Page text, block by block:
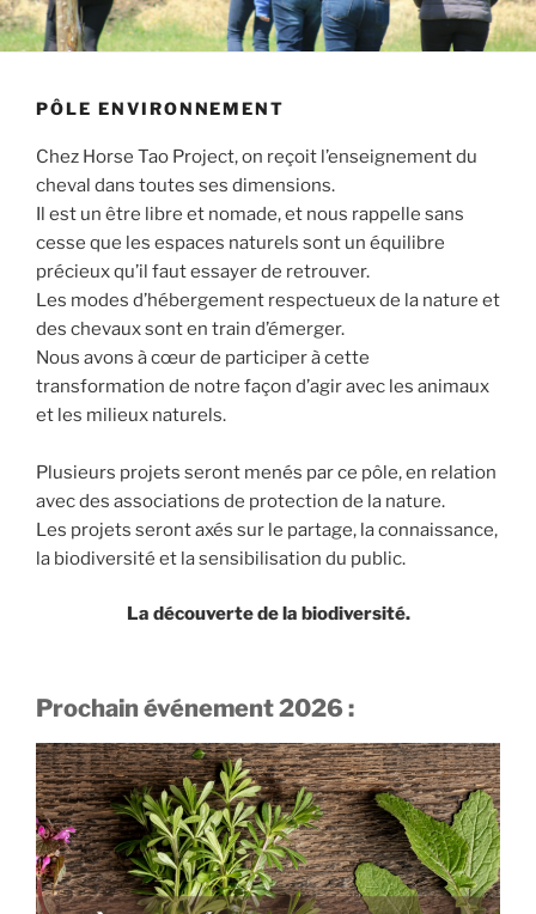
PÔLE ENVIRONNEMENT
Chez Horse Tao Project, on reçoit l’enseignement du
cheval dans toutes ses dimensions.
Il est un être libre et nomade, et nous rappelle sans
cesse que les espaces naturels sont un équilibre
précieux qu’il faut essayer de retrouver.
Les modes d’hébergement respectueux de la nature et
des chevaux sont en train d’émerger.
Nous avons à cœur de participer à cette
transformation de notre façon d’agir avec les animaux
et les milieux naturels.
Plusieurs projets seront menés par ce pôle, en relation
avec des associations de protection de la nature.
Les projets seront axés sur le partage, la connaissance,
la biodiversité et la sensibilisation du public.
La découverte de la biodiversité.
Prochain événement 2026 :